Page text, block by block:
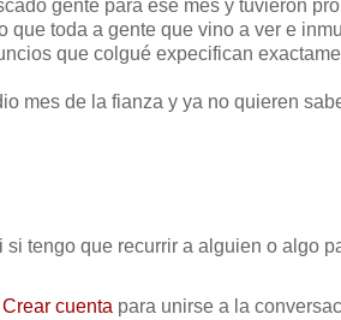
gente para ese mes y tuvieron
que toda a gente que vino a ver e
que colgué expecifican
mes de la fianza y ya no quieren
si tengo que recurrir a alguien o algo
Crear cuenta para unirse a la